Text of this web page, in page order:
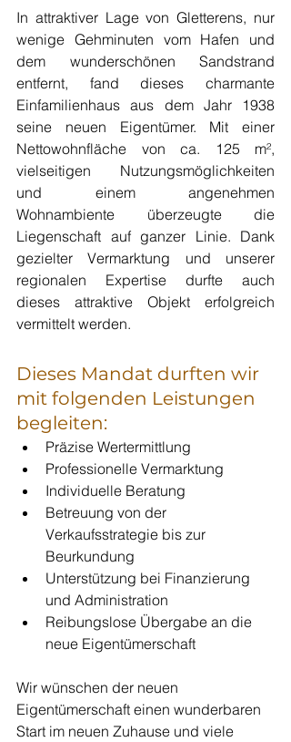
In attraktiver Lage von Gletterens, nur
wenige Gehminuten vom Hafen und
dem wunderschönen Sandstrand
entfernt, fand dieses charmante
Einfamilienhaus aus dem Jahr 1938
seine neuen Eigentümer. Mit einer
Nettowohnfläche von ca. 125 m²,
vielseitigen Nutzungsmöglichkeiten
und einem angenehmen
Wohnambiente überzeugte die
Liegenschaft auf ganzer Linie. Dank
gezielter Vermarktung und unserer
regionalen Expertise durfte auch
dieses attraktive Objekt erfolgreich
vermittelt werden.
Dieses Mandat durften wir
mit folgenden Leistungen
begleiten:
Präzise Wertermittlung
Professionelle Vermarktung
Individuelle Beratung
Betreuung von der
Verkaufsstrategie bis zur
Beurkundung
Unterstützung bei Finanzierung
und Administration
Reibungslose Übergabe an die
neue Eigentümerschaft
Wir wünschen der neuen
Eigentümerschaft einen wunderbaren
Start im neuen Zuhause und viele